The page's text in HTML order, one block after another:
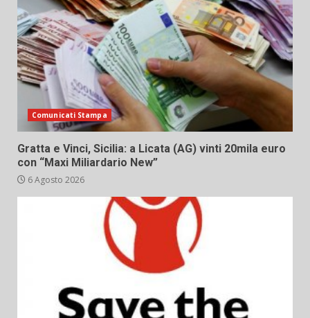
Comunicati Stampa
Gratta e Vinci, Sicilia: a Licata (AG) vinti 20mila euro
con “Maxi Miliardario New”
6 Agosto 2026